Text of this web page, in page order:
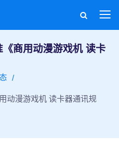
《商用动漫游戏机 读卡
动漫游戏机 读卡器通讯规